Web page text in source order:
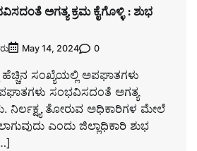
ಅಗತ್ಯ ಕ್ರಮ ಕೈಗೊಳ್ಳಿ : ಶುಭ
May 14, 2024 0
ಸಂಖ್ಯೆಯಲ್ಲಿ ಅಪಘಾತಗಳು
ಸಂಭವಿಸದಂತೆ ಅಗತ್ಯ
ನಿರ್ಲಕ್ಷ್ಯ ತೋರುವ ಅಧಿಕಾರಿಗಳ ಮೇಲೆ
ಎಂದು ಜಿಲ್ಲಾಧಿಕಾರಿ ಶುಭ